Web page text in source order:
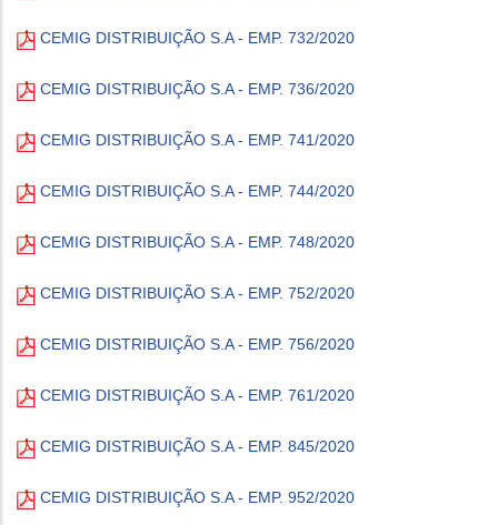
CEMIG DISTRIBUIÇÃO S.A - EMP. 732/2020
CEMIG DISTRIBUIÇÃO S.A - EMP. 736/2020
CEMIG DISTRIBUIÇÃO S.A - EMP. 741/2020
CEMIG DISTRIBUIÇÃO S.A - EMP. 744/2020
CEMIG DISTRIBUIÇÃO S.A - EMP. 748/2020
CEMIG DISTRIBUIÇÃO S.A - EMP. 752/2020
CEMIG DISTRIBUIÇÃO S.A - EMP. 756/2020
CEMIG DISTRIBUIÇÃO S.A - EMP. 761/2020
CEMIG DISTRIBUIÇÃO S.A - EMP. 845/2020
CEMIG DISTRIBUIÇÃO S.A - EMP. 952/2020